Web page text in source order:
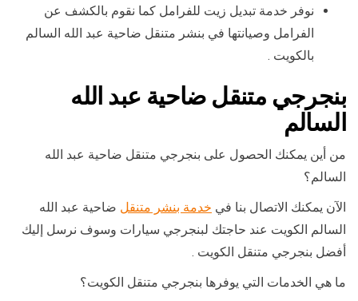
نوفر خدمة تبديل زيت للفرامل كما نقوم بالكشف عن
الفرامل وصيانتها في بنشر متنقل ضاحية عبد الله السالم
بالكويت .
بنجرجي متنقل ضاحية عبد الله
السالم
من أين يمكنك الحصول على بنجرجي متنقل ضاحية عبد الله
السالم؟
الآن يمكنك الاتصال بنا في خدمة بنشر متنقل ضاحية عبد الله
السالم الكويت عند حاجتك لبنجرجي سيارات وسوف نرسل إليك
أفضل بنجرجي متنقل الكويت .
ما هي الخدمات التي يوفرها بنجرجي متنقل الكويت؟